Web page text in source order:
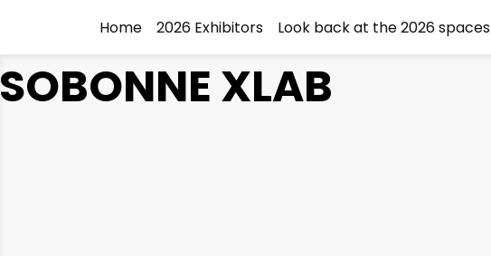
Home 2026 Exhibitors Look back at the 2026 spaces
SOBONNE XLAB